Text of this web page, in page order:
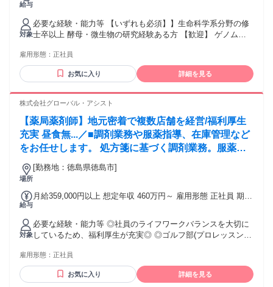
給与
給￥330,000～ 基本給￥330,000～を含む/月 諸手当：通勤手
当（会社規定に基づき支給）、残業手当（残業時間に応じて
別途支給） 試用期間 有 期間：6ヶ月 備考：変更無
対象
必要な経験・能力等 【いずれも必須】】生命科学系分野の修
士卒以上 酵母・微生物の研究経験ある方 【歓迎】 ゲノム編
レート部門、東京では営業部門が活動しています。スーパー
フレックス制を採用し、原則的に残業なしを目標にしていま
す。 学歴・資格 学歴：大学院 大学 語学力： 資格：
雇用形態： 正社員
お気に入り 詳細を見る
株式会社グローバル・アシスト
【薬局薬剤師】地元密着で複数店舗を経営/福利厚生
充実 昼食無...／■調剤業務や服薬指導、在庫管理など
をお任せします。 処方箋に基づく調剤業務。服薬指
導。在宅服薬指導(患者のもとまで、自宅・施設)、薬
を配達し服薬指導を行います。
場所
[勤務地：徳島県徳島市]
給与
月給359,000円以上 想定年収 460万円～ 雇用形態 正社員 期間
本給￥214,000～ 諸手当￥145,000～を含む/月 ■賞与実績:年2
回(賞与実績約2か月分) 諸手当：通勤手当（会社規定に基づき
支給）、残業手当（残業時間に応じて別途支給） 試用期間 有
期間：6ヶ月 備考：変更無
対象
必要な経験・能力等 ◎社員のライフワークバランスを大切に
しているため、福利厚生が充実◎ ◎ゴルフ部(プロレッスン料
ちの方 ※調剤経験者の方は歓迎致します！ 【特徴】電子薬歴
を搭載しており、患者様の過去の膨大な情報を瞬時に検索す
ることができ、又薬歴を探す手間や時間を省くことで、患者
雇用形態： 正社員
お気に入り 詳細を見る